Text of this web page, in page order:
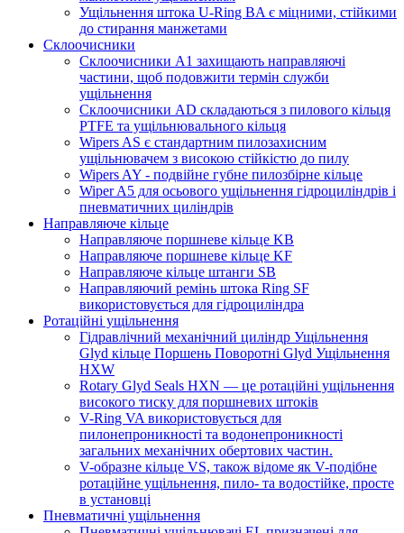
Ущільнення штока U-Ring BA є міцними, стійкими
до стирання манжетами
Склоочисники
Склоочисники A1 захищають направляючі
частини, щоб подовжити термін служби
ущільнення
Склоочисники AD складаються з пилового кільця
PTFE та ущільнювального кільця
Wipers AS є стандартним пилозахисним
ущільнювачем з високою стійкістю до пилу
Wipers AY - подвійне губне пилозбірне кільце
Wiper A5 для осьового ущільнення гідроциліндрів і
пневматичних циліндрів
Направляюче кільце
Направляюче поршневе кільце KB
Направляюче поршневе кільце KF
Направляюче кільце штанги SB
Направляючий ремінь штока Ring SF
використовується для гідроциліндра
Ротаційні ущільнення
Гідравлічний механічний циліндр Ущільнення
Glyd кільце Поршень Поворотні Glyd Ущільнення
HXW
Rotary Glyd Seals HXN — це ротаційні ущільнення
високого тиску для поршневих штоків
V-Ring VA використовується для
пилонепроникності та водонепроникності
загальних механічних обертових частин.
V-образне кільце VS, також відоме як V-подібне
ротаційне ущільнення, пило- та водостійке, просте
в установці
Пневматичні ущільнення